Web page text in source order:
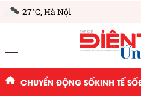
27°C,Hà Nội
CHUYỂN ĐỘNG SỐKINH TẾ SỐ